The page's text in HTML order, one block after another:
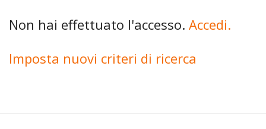
Non hai effettuato l'accesso. Accedi.
Imposta nuovi criteri di ricerca